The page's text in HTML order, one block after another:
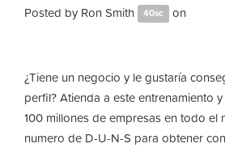
Posted by Ron Smith 40sc on
¿Tiene un negocio y le gustaría
perfil?Atienda a este entrenamiento
100 millones de empresas en todo el
numero de D-U-N-S para obtener